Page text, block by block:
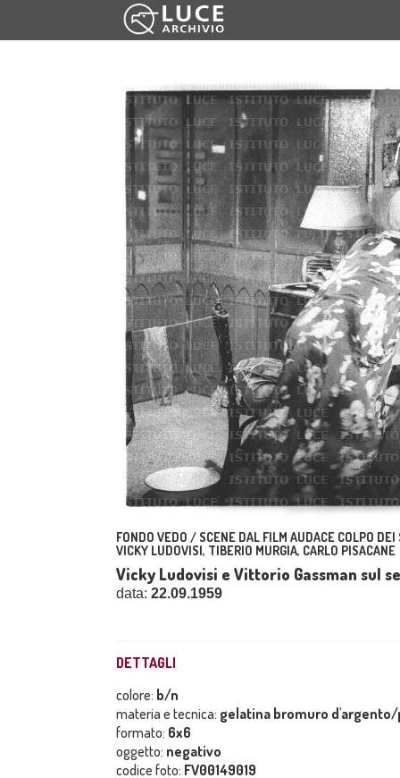
FONDO VEDO / SCENE DAL FILM AUDACE COLPO
VICKY LUDOVISI, TIBERIO MURGIA, CARLO PISACANE
Vicky Ludovisi e Vittorio Gassman sul
data: 22.09.1959
DETTAGLI
colore: b/n
materia e tecnica: gelatina bromuro
formato: 6x6
oggetto: negativo
codice foto: FV00149019